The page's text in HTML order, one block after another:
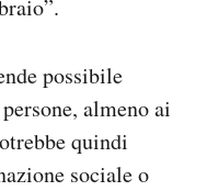
possibile
almeno ai
quindi
sociale o